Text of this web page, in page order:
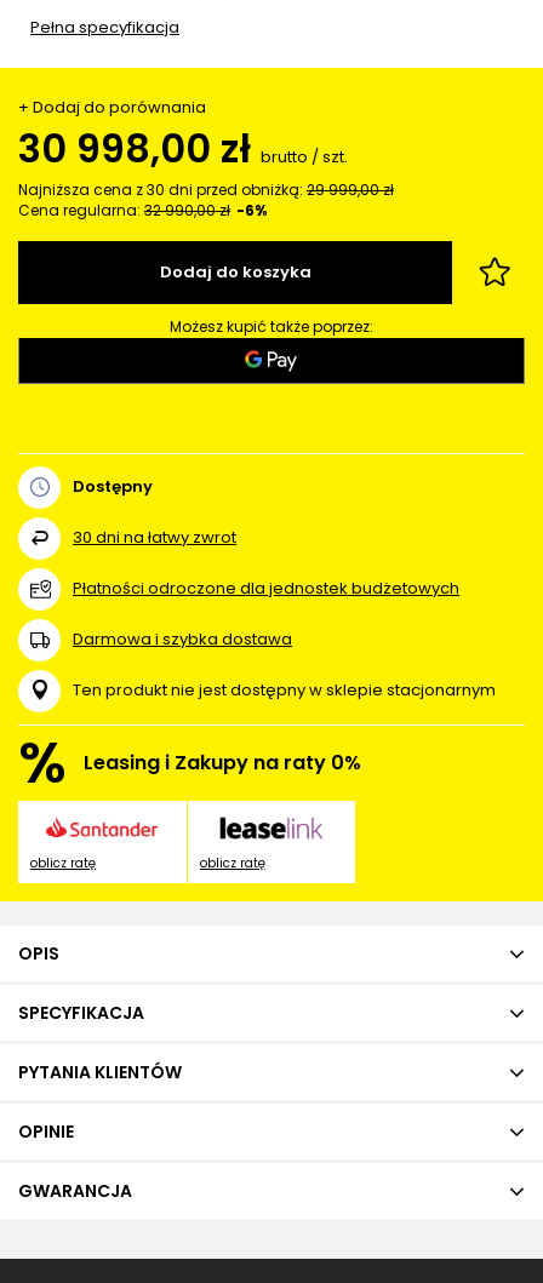
Pełna specyfikacja
+ Dodaj do porównania
30 998,00 zł brutto /szt.
Najniższa cena z 30 dni przed obniżką: 29 999,00 zł
Cena regularna: 32 990,00 zł -6%
Dodaj do koszyka
Możesz kupić także poprzez:
Dostępny
30 dni na łatwy zwrot
Płatności odroczone dla jednostek budżetowych
Darmowa i szybka dostawa
Ten produkt nie jest dostępny w sklepie stacjonarnym
% Leasing i Zakupy na raty 0%
oblicz ratę oblicz ratę
OPIS
SPECYFIKACJA
PYTANIA KLIENTÓW
OPINIE
GWARANCJA